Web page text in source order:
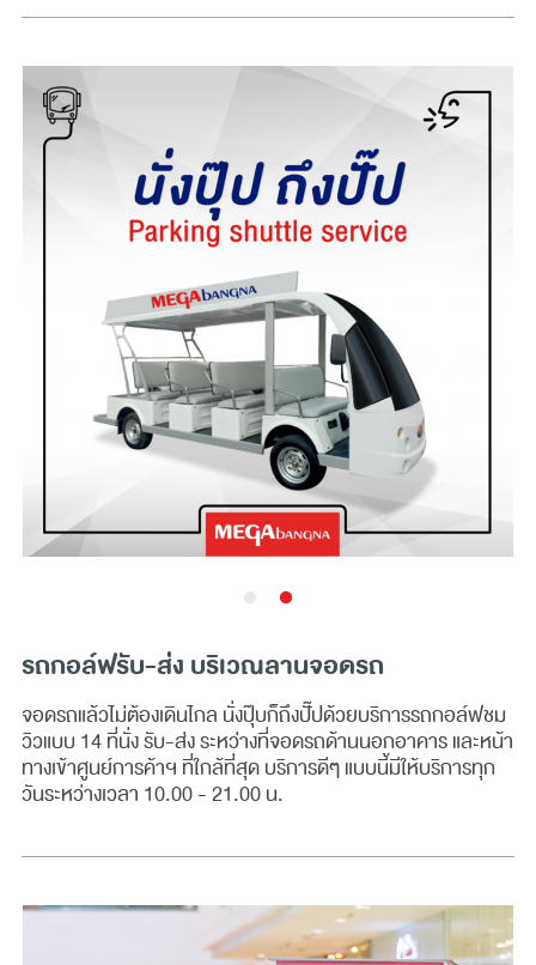
รถกอล์ฟรับ-ส่ง บริเวณลานจอดรถ
จอดรถแล้วไม่ต้องเดินไกล นั่งปุ๊บก็ถึงปั๊ปด้วยบริการรถกอล์ฟชม
วิวแบบ 14 ที่นั่ง รับ-ส่ง ระหว่างที่จอดรถด้านนอกอาคาร และหน้า
ทางเข้าศูนย์การค้าฯ ที่ใกล้ที่สุด บริการดีๆ แบบนี้มีให้บริการทุก
วันระหว่างเวลา 10.00 - 21.00 น.